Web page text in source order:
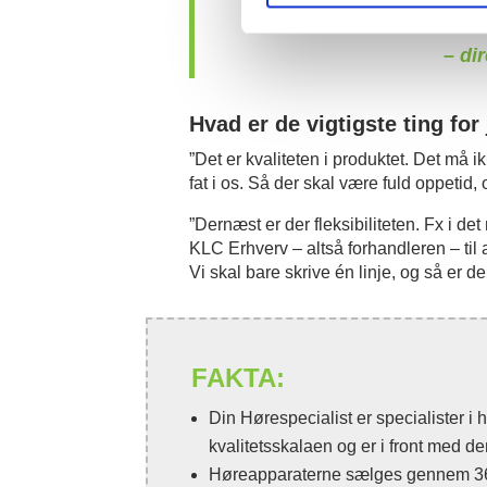
–
Hvad er de vigtigste ting
”Det er kvaliteten i produktet. Det må
fat i os. Så der skal være fuld oppetid,
”Dernæst er der fleksibiliteten. Fx i
KLC Erhverv – altså forhandleren – til
Vi skal bare skrive én linje, og så er
FAKTA:
Din Hørespecialist er specialister i
kvalitetsskalaen og er i front med
Høreapparaterne sælges gennem
powered byG
Services
Mobil omstilling via
Integrationer
Integration til
Microsoft Teams